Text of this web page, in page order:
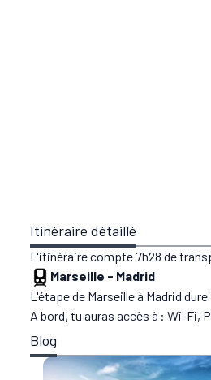
Itinéraire détaillé
L'itinéraire compte 7h28 de
Marseille - Madrid
L'étape de Marseille à Madrid
A bord, tu auras accès à : Wi-Fi,
Blog